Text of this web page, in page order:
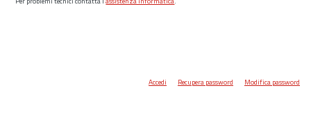
Accedi Recupera password Modifica password